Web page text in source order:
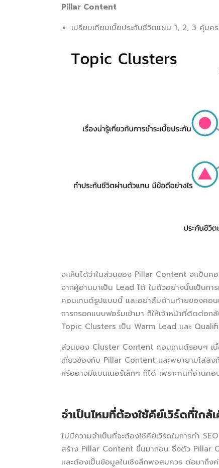
Pillar Content
เปรียบเทียบเบี้ยประกันชีวิตแผน 1, 2, 3 คุ้มค
จะเห็นได้ว่าในส่วนของ Pillar Content จะเป็น
จากผู้อ่านมาเป็น Lead ได้ ในตัวอย่างนั้นเป็นก
คอนเทนต์รูปแบบนี้ และอย่าลืมด้านท้ายของคอ
การกรอกแบบฟอร์มเข้ามา ก็ให้เจ้าหน้าที่ติดต่อก
Topic Clusters เป็น Warm Lead และ
ส่วนของ Cluster Content คอนเทนต์รอบๆ เนื้
เกี่ยวข้องกับ Pillar Content และพยายามใส่ลิง
หรืออาจมีแบนเนอร์เล็กๆ ก็ได้ เพราะคนที่อ่าน
จำเป็นไหมที่ต้องใช้คีย์เวิร์ดที่ใกล้
ไม่มีความจำเป็นที่จะต้องใช้คีย์เวิร์ดในการทำ
สร้าง Pillar Content ขึ้นมาก่อน ซึ่งตัว Pillar
และต้องเป็นข้อมูลในเชิงลึกพอสมควร ต่อมาถึ